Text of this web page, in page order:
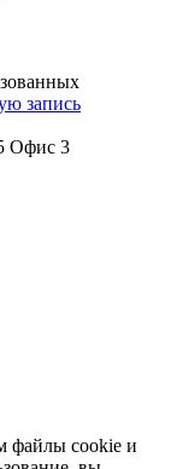
запись
Офис 3
файлы cookie и